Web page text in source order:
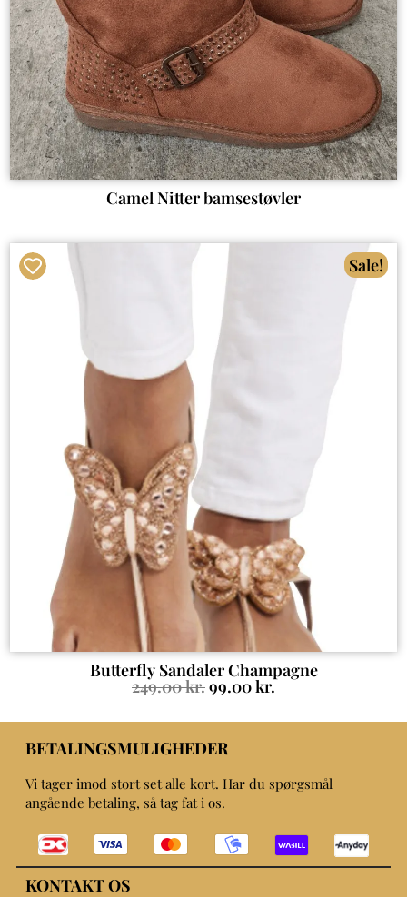
Camel Nitter bamsestøvler
Sale!
Butterfly Sandaler Champagne
249.00kr.99.00kr.
BETALINGSMULIGHEDER
Vi tager imod stort set alle kort. Har du spørgsmål
angående betaling, så tag fat i os.
KONTAKT OS